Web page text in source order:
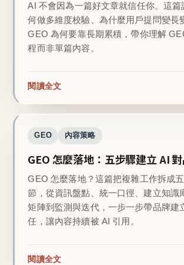
AI 不會因為一篇好文章就信任你。這篇
何做多維度校驗、為什麼用戶提問變長
GEO 為何要靠長期累積，帶你理解
程而非單篇內容。
閱讀全文
GEO 內容策略
GEO 怎麼落地：五步驟建立 AI
GEO 怎麼落地？這篇把複雜工作拆成
節，從資訊盤點、統一口徑、建立知識
矩陣到監測與迭代，一步一步帶品牌建
任，讓內容持續被 AI 引用。
閱讀全文